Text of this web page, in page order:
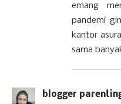
emang
pandemi
kantor
sama
blogger